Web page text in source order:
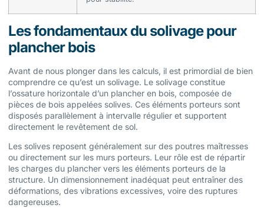
Les fondamentaux du solivage pour
plancher bois
Avant de nous plonger dans les calculs, il est primordial de bien
comprendre ce qu’est un solivage. Le solivage constitue
l’ossature horizontale d’un plancher en bois, composée de
pièces de bois appelées solives. Ces éléments porteurs sont
disposés parallèlement à intervalle régulier et supportent
directement le revêtement de sol.
Les solives reposent généralement sur des poutres maîtresses
ou directement sur les murs porteurs. Leur rôle est de répartir
les charges du plancher vers les éléments porteurs de la
structure. Un dimensionnement inadéquat peut entraîner des
déformations, des vibrations excessives, voire des ruptures
dangereuses.